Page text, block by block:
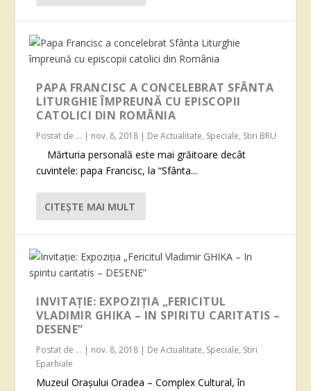
PAPA FRANCISC A CONCELEBRAT SFÂNTA
LITURGHIE ÎMPREUNĂ CU EPISCOPII
CATOLICI DIN ROMÂNIA
Postat de ... | nov. 8, 2018 | De Actualitate, Speciale, Stiri BRU
Mărturia personală este mai grăitoare decât
cuvintele: papa Francisc, la “Sfânta...
CITEŞTE MAI MULT
INVITAȚIE: EXPOZIȚIA „FERICITUL
VLADIMIR GHIKA – IN SPIRITU CARITATIS –
DESENE”
Postat de ... | nov. 8, 2018 | De Actualitate, Speciale, Stiri
Eparhiale
Muzeul Orașului Oradea – Complex Cultural, în